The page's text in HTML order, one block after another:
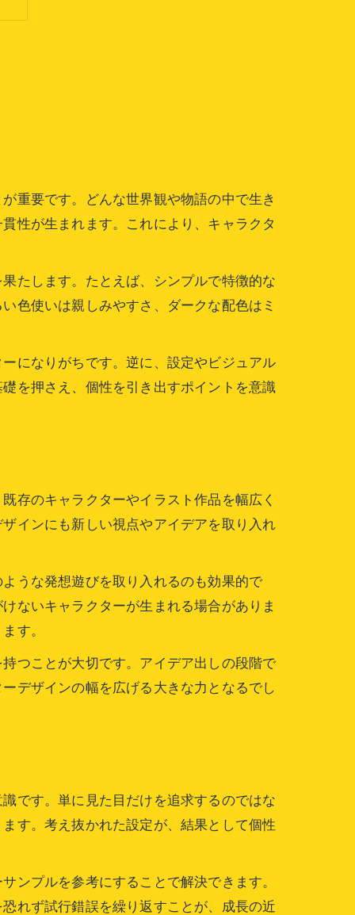
重要です。どんな世界観や物語の中で生き
性が生まれます。これにより、キャラクタ
たします。たとえば、シンプルで特徴的な
色使いは親しみやすさ、ダークな配色はミ
になりがちです。逆に、設定やビジュアル
を押さえ、個性を引き出すポイントを意識
存のキャラクターやイラスト作品を幅広く
インにも新しい視点やアイデアを取り入れ
うな発想遊びを取り入れるのも効果的で
ないキャラクターが生まれる場合がありま
す。
つことが大切です。アイデア出しの段階で
デザインの幅を広げる大きな力となるでし
です。単に見た目だけを追求するのではな
す。考え抜かれた設定が、結果として個性
ンプルを参考にすることで解決できます。
れず試行錯誤を繰り返すことが、成長の近